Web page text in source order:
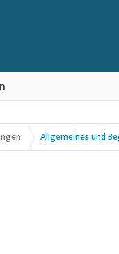
Allgemeines und